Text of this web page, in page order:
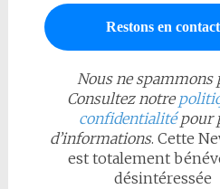
Nous ne spammons
Consultez notre
confidentialitépour
d’informations. Cette
est totalement
désintéressée